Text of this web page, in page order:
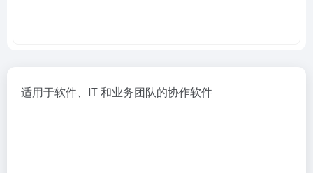
适用于软件、IT 和业务团队的协作软件